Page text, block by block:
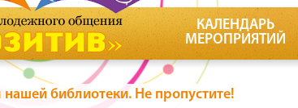
КАЛЕНДАРЬ
МЕРОПРИЯТИЙ
библиотеки. Не пропустите!